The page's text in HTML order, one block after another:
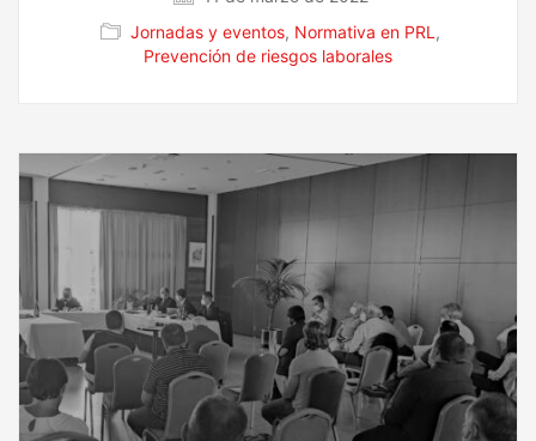
Jornadas y eventos, Normativa en PRL ,
Prevención de riesgos laborales